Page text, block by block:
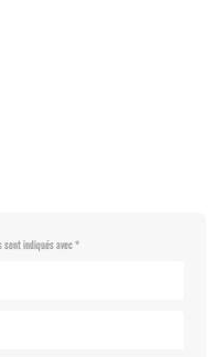
sont indiqués avec*